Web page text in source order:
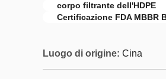
corpo filtrante dell'HDPE
Certificazione FDA MBBR
Luogo di origine: Cina